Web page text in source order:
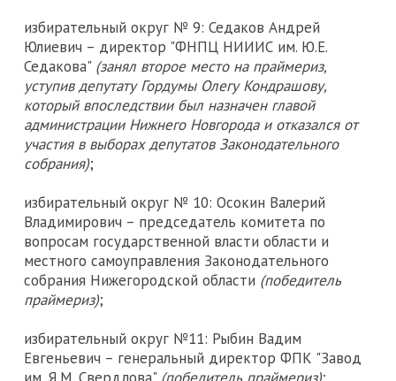
избирательный округ № 9: Седаков Андрей
Юлиевич – директор "ФНПЦ НИИИС им. Ю.Е.
Седакова" (занял второе место на праймериз,
уступив депутату Гордумы Олегу Кондрашову,
который впоследствии был назначен главой
администрации Нижнего Новгорода и отказался от
участия в выборах депутатов Законодательного
собрания);
избирательный округ № 10: Осокин Валерий
Владимирович – председатель комитета по
вопросам государственной власти области и
местного самоуправления Законодательного
собрания Нижегородской области (победитель
праймериз);
избирательный округ №11: Рыбин Вадим
Евгеньевич – генеральный директор ФПК "Завод